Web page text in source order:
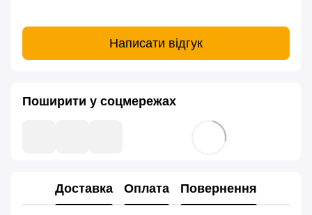
Написати відгук
Поширити у соцмережах
Доставка Оплата Повернення